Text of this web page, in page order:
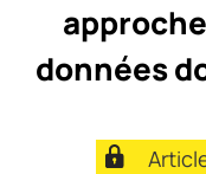
données